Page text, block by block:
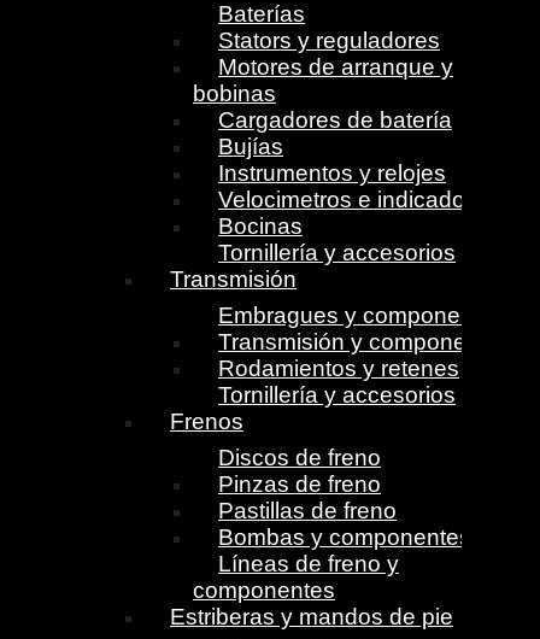
Baterías
Stators y reguladores
Motores de arranque y
bobinas
Cargadores de batería
Bujías
Instrumentos y relojes
Velocimetros e indicadores
Bocinas
Tornillería y accesorios
Transmisión
Embragues y componentes
Transmisión y componentes
Rodamientos y retenes
Tornillería y accesorios
Frenos
Discos de freno
Pinzas de freno
Pastillas de freno
Bombas y componentes
Líneas de freno y
componentes
Estriberas y mandos de pie